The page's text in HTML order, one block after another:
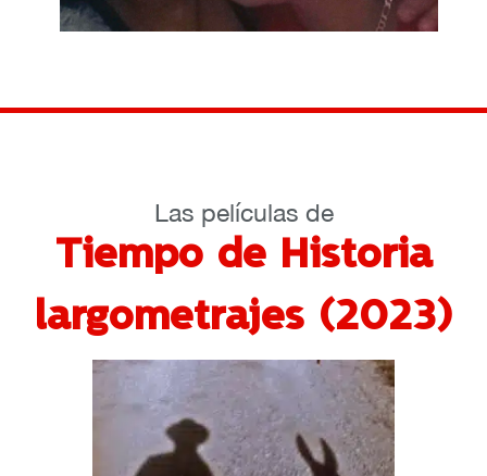
Las películas de
Tiempo de Historia
largometrajes (2023)